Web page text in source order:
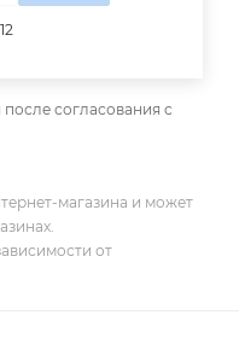
12
согласования с
магазина и может
от